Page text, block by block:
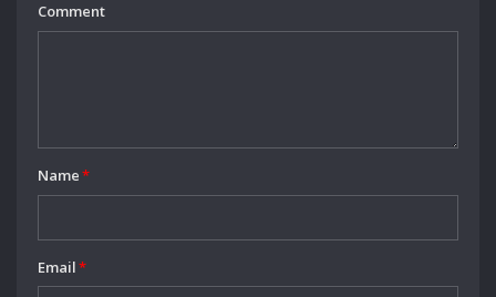
Comment
Name*
Email*